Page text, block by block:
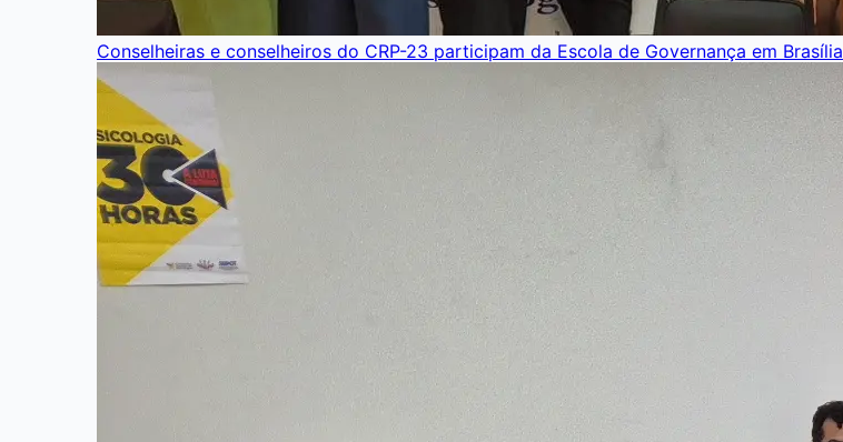
Conselheiras e conselheiros do CRP-23 participam da Escola de Governança em Brasília